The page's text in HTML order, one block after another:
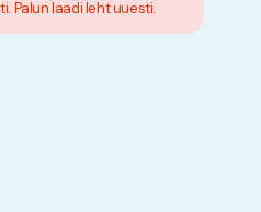
Palun laadi leht uuesti.